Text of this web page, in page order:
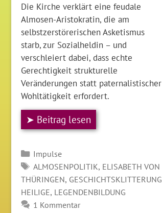
Die Kirche verklärt eine feudale
Almosen-Aristokratin, die am
selbstzerstörerischen Asketismus
starb, zur Sozialheldin – und
verschleiert dabei, dass echte
Gerechtigkeit strukturelle
Veränderungen statt paternalistischer
Wohltätigkeit erfordert.
➤ Beitrag lesen
Kategorien
Impulse
SCHLAGWÖRTER
ALMOSENPOLITIK, ELISABETH VON
THÜRINGEN, GESCHICHTSKLITTERUNG
HEILIGE, LEGENDENBILDUNG
1 Kommentar